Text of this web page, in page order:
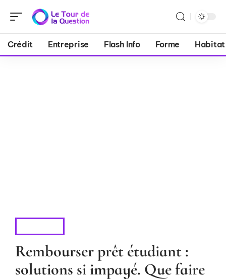
Crédit Entreprise Flash Info Forme Habitat
Rembourser prêt étudiant :
solutions si impayé. Que faire